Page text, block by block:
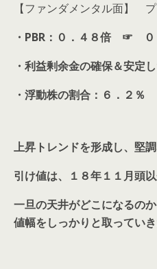
【ファンダメンタル面】
・PBR：０．４８倍 ☞
・利益剰余金の確保＆安定
・浮動株の割合： ６ ．２％
上昇トレンドを形成し、堅
引け値は、１８年１１月頭以
一旦の天井がどこになるのか
値幅をしっかりと取っていき